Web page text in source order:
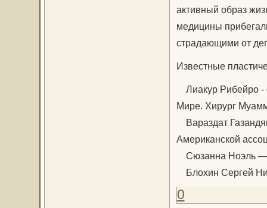
активный образ
медицины
страдающими от
Известные
Лиакур Рибейро -
Мире. Хирург
Вараздат
Американской
Сюзанна Ноэль —
Блохин Сергей
0